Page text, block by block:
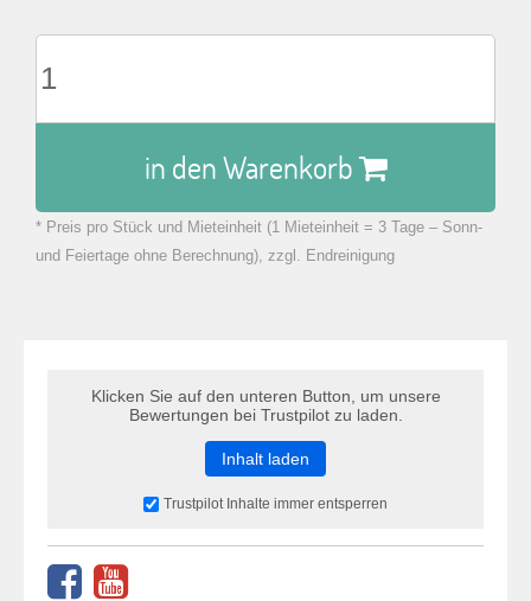
in den Warenkorb
zu Warenkorb hinzugefügt.
* Preis pro Stück und Mieteinheit (1 Mieteinheit = 3 Tage – Sonn-
und Feiertage ohne Berechnung), zzgl. Endreinigung
Klicken Sie auf den unteren Button, um unsere
Bewertungen bei Trustpilot zu laden.
Inhalt laden
Trustpilot Inhalte immer entsperren